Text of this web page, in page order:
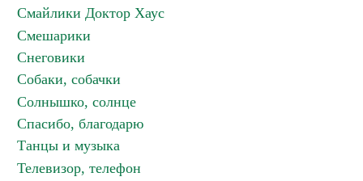
Смайлики Доктор Хаус
Смешарики
Снеговики
Собаки, собачки
Солнышко, солнце
Спасибо, благодарю
Танцы и музыка
Телевизор, телефон